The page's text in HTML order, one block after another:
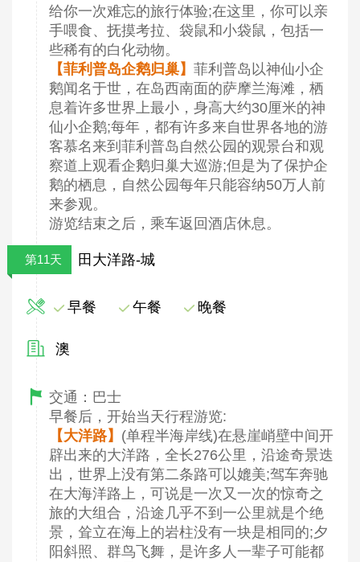
给你一次难忘的旅行体验;在这里，你可以亲
手喂食、抚摸考拉、袋鼠和小袋鼠，包括一
些稀有的白化动物。
【菲利普岛企鹅归巢】 菲利普岛以神仙小企
鹅闻名于世，在岛西南面的萨摩兰海滩，栖
息着许多世界上最小，身高大约30厘米的神
仙小企鹅;每年，都有许多来自世界各地的游
客慕名来到菲利普岛自然公园的观景台和观
察道上观看企鹅归巢大巡游;但是为了保护企
鹅的栖息，自然公园每年只能容纳50万人前
来参观。
游览结束之后，乘车返回酒店休息。
第11天 田大洋路-城
早餐 午餐 晚餐
澳
交通：巴士
早餐后，开始当天行程游览:
【大洋路】 (单程半海岸线)在悬崖峭壁中间开
辟出来的大洋路，全长276公里，沿途奇景迭
出，世界上没有第二条路可以媲美;驾车奔驰
在大海洋路上，可说是一次又一次的惊奇之
旅的大组合，沿途几乎不到一公里就是个绝
景，耸立在海上的岩柱没有一块是相同的;夕
阳斜照、群鸟飞舞，是许多人一辈子可能都